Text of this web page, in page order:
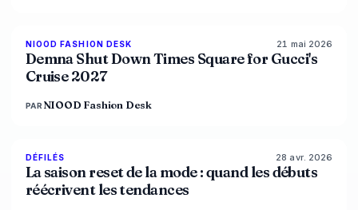
LIVE BRIEF
NIOOD FASHION DESK 21 mai 2026
Demna Shut Down Times Square for Gucci's
Cruise 2027
PAR NIOOD Fashion Desk
88% 72
DÉFILÉS 28 avr. 2026
La saison reset de la mode : quand les débuts
réécrivent les tendances